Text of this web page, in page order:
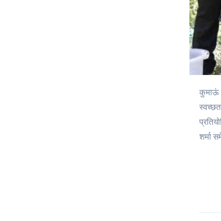
कुमाऊं विश्वविद्यालय के डीएसबी परिसर के भूगोल विभाग में पृथ्वी दिवस मनाया गया, जिसमें विभाग ने कई प्रतियोगिताओं के साथ ही पौधरोपण और
शर्मा